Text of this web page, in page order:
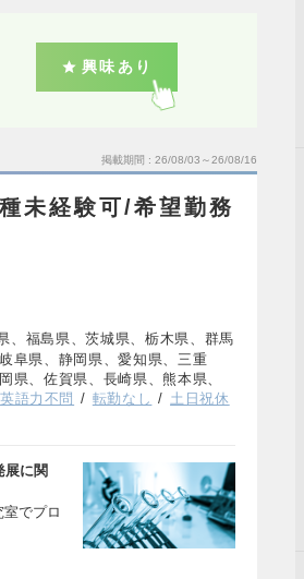
興味あり
掲載期間 26/08/03～26/08/16
未経験可/希望勤務
、福島県、茨城県、栃木県、群馬
阜県、静岡県、愛知県、三重
県、佐賀県、長崎県、熊本県、
英語力不問 転勤なし
土日祝休
展に関
でプロ